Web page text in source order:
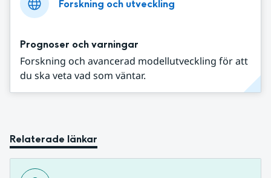
Forskning och utveckling
Prognoser och varningar
Forskning och avancerad modellutveckling för att
du ska veta vad som väntar.
Relaterade länkar